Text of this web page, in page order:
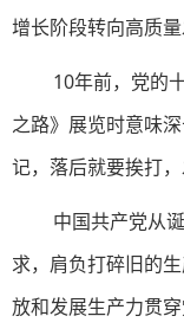
增长阶段转向高质量
10年前，党的
之路》展览时意味
记，落后就要挨打
中国共产党从
求，肩负打碎旧的
放和发展生产力贯